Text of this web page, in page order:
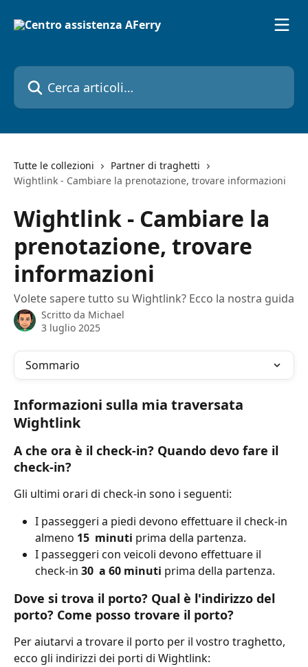
Cerca articoli…
Tutte le collezioni
Partner di traghetti
Wightlink - Cambiare la prenotazione, trovare informazioni
Wightlink - Cambiare la
prenotazione, trovare
informazioni
Volete sapere tutto su Wightlink? Ecco la nostra guida
Scritto da Michael
3 luglio 2025
Sommario
Informazioni sulla mia traversata
Wightlink
A che ora è il check-in? Quando devo fare il
check-in?
Gli ultimi orari di check-in sono i seguenti:
I passeggeri a piedi devono effettuare il check-in
almeno 15 minuti prima della partenza.
I passeggeri con veicoli devono effettuare il
check-in 30 a 60 minuti prima della partenza.
Dove si trova il porto? Qual è l'indirizzo del
porto? Come posso trovare il porto?
Per aiutarvi a trovare il porto per il vostro traghetto,
ecco gli indirizzi dei porti di Wightlink: